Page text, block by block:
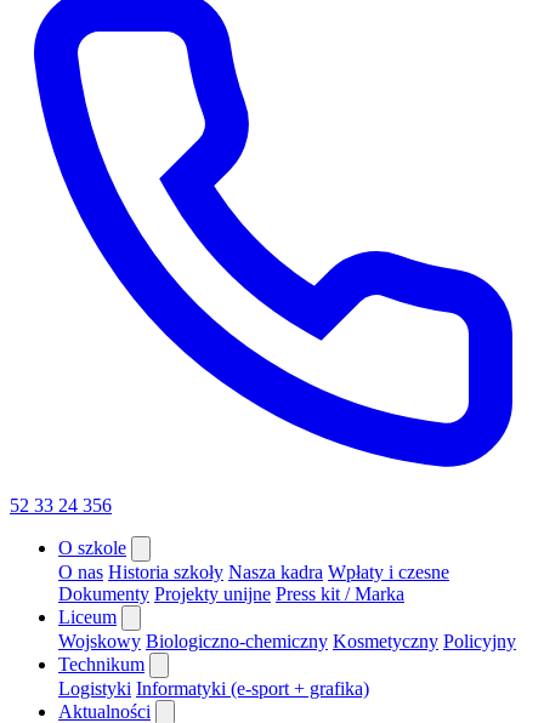
52 33 24 356
O szkole
O nas Historia szkoły Nasza kadra Wpłaty i czesne
Dokumenty Projekty unijne Press kit / Marka
Liceum
Wojskowy Biologiczno-chemiczny Kosmetyczny Policyjny
Technikum
Logistyki Informatyki (e-sport + grafika)
Aktualności